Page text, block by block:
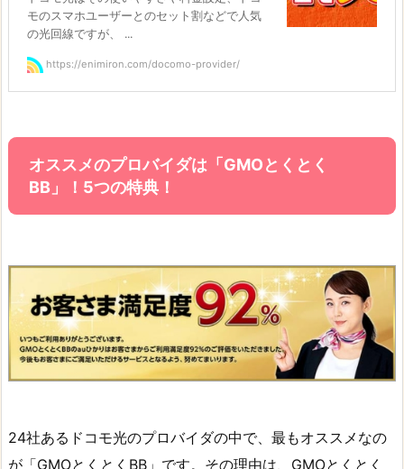
モのスマホユーザーとのセット割などで人気
の光回線ですが、 ...
https://enimiron.com/docomo-provider/
オススメのプロバイダは「GMOとくとく
BB」！5つの特典！
24社あるドコモ光のプロバイダの中で、最もオススメなの
が「GMOとくとくBB」です。その理由は、GMOとくとく